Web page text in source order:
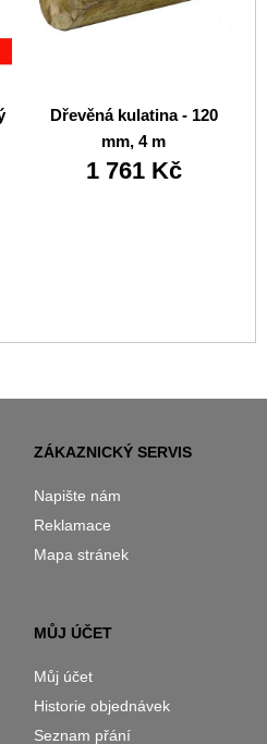
Dřevěná kulatina - 120
mm, 4 m
1 761 Kč
ZÁKAZNICKÝ SERVIS
Napište nám
Reklamace
Mapa stránek
MŮJ ÚČET
Můj účet
Historie objednávek
Seznam přání